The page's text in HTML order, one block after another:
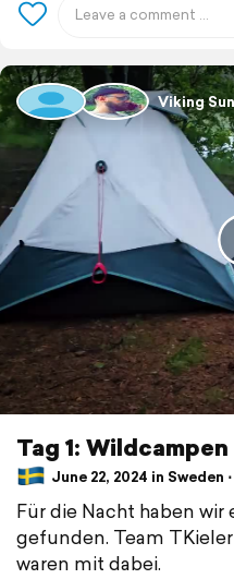
Viking Sun
Tag 1:
June 22, 2024 in Sweden
Für die Nacht haben
gefunden. Team
waren mit dabei.